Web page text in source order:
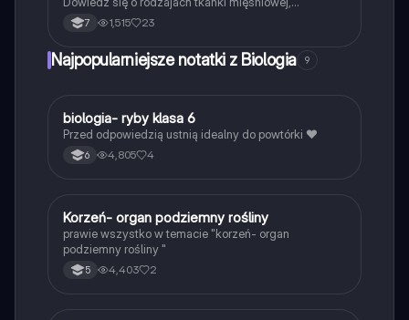
mechanizmach pracy mięśni oraz ich roli w ruchu.
Materiał obejmuje tkankę mięśniową gładką,
mięśni antagonistycznych. Idealne dla uczniów i
7 1,515 23
Najpopularniejsze notatki z Biologia 9
BBiologia
biologia- ryby klasa 6
Przed odpowiedzią ustnią idealny do powtórki ❤️
6 4,805 4
KBiologia
Korzeń- organ podziemny rośliny
prawie wszystko w temacie "korzeń- organ
podziemny rośliny "
5 4,403 2